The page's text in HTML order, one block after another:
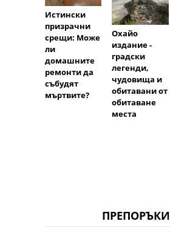
Истински
призрачни
срещи: Може
ли
домашните
ремонти да
събудят
мъртвите?
Охайо
издание -
градски
легенди,
чудовища и
обитавани от
обитаване
места
ПРЕПОРЪКИ